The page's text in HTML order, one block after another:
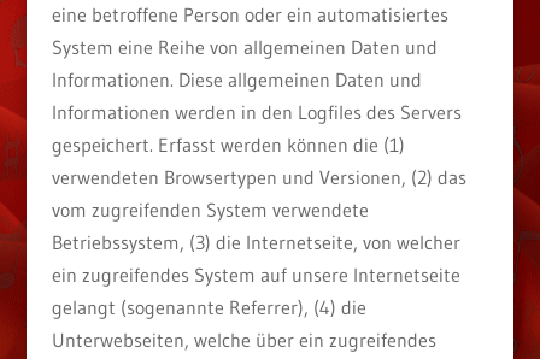
eine betroffene Person oder ein automatisiertes
System eine Reihe von allgemeinen Daten und
Informationen. Diese allgemeinen Daten und
Informationen werden in den Logfiles des Servers
gespeichert. Erfasst werden können die (1)
verwendeten Browsertypen und Versionen, (2) das
vom zugreifenden System verwendete
Betriebssystem, (3) die Internetseite, von welcher
ein zugreifendes System auf unsere Internetseite
gelangt (sogenannte Referrer), (4) die
Unterwebseiten, welche über ein zugreifendes